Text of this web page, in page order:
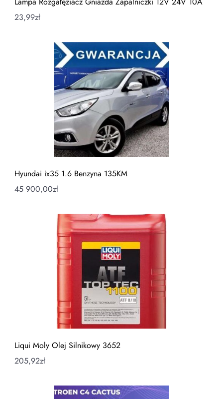
23,99zł
Hyundai ix35 1.6 Benzyna 135KM
45 900,00zł
Liqui Moly Olej Silnikowy 3652
205,92zł